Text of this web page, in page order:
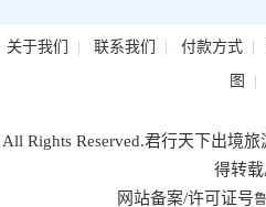
关于我们 | 联系我们 | 付款方式|
图 |
All Rights Reserved.君行天下出境
得转载
网站备案/许可证号